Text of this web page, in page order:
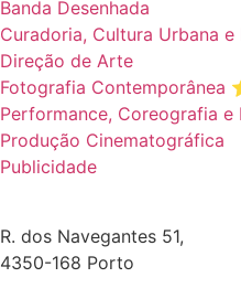
Banda Desenhada
Curadoria, Cultura Urbana
Direção de Arte
Fotografia Contemporânea
Performance, Coreografia e
Produção Cinematográfica
Publicidade
R. dos Navegantes 51,
4350-168 Porto